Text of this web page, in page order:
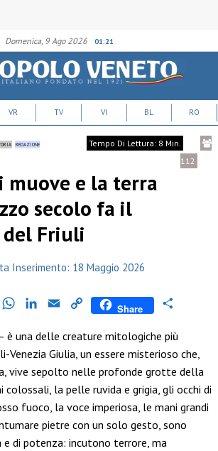
Domenica, 9 Ago 2026 01:21
VR TV VI BL RO
REDAZIONE
Tempo Di Lettura: 8 Min.
112
muove e la terra
secolo fa il
Friuli
Inserimento: 18 Maggio 2026
TelegramWhatsAppLinkedIn
Email Copy
Share
è una delle creature mitologiche più
Venezia Giulia, un essere misterioso che,
vive sepolto nelle profonde grotte della
colossali, la pelle ruvida e grigia, gli occhi di
fuoco, la voce imperiosa, le mani grandi
pietre con un solo gesto, sono
e di potenza: incutono terrore, ma